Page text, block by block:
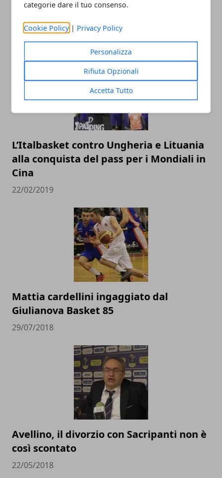
categorie dare il tuo consenso.
Cookie Policy | Privacy Policy
Personalizza
Rifiuta Opzionali
Accetta Tutto
ARTICOLI CORRELATI
L’Italbasket contro Ungheria e Lituania
alla conquista del pass per i Mondiali in
Cina
22/02/2019
Mattia cardellini ingaggiato dal
Giulianova Basket 85
29/07/2018
Avellino, il divorzio con Sacripanti non è
così scontato
22/05/2018